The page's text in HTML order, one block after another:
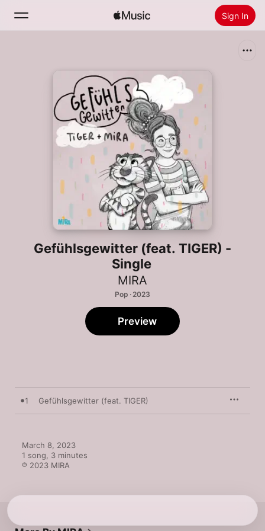
Sign In
Install Apple Music
Gefühlsgewitter (feat. TIGER) -
Single
MIRA
Pop · 2023
Preview
1 Gefühlsgewitter (feat. TIGER)
March 8, 2023
1 song, 3 minutes
℗ 2023 MIRA